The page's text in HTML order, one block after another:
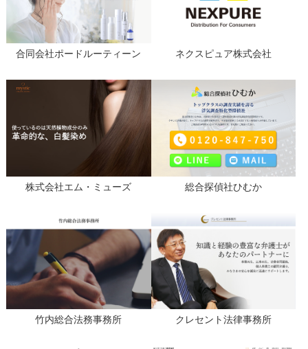
合同会社ポードルーティーン ネクスピュア株式会社
株式会社エム・ミューズ 総合探偵社ひむか
竹内総合法務事務所 クレセント法律事務所